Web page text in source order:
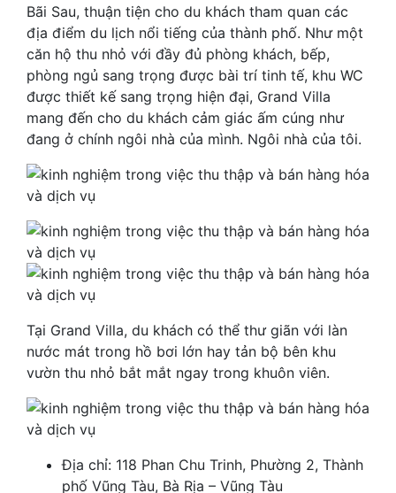
Bãi Sau, thuận tiện cho du khách tham quan các
địa điểm du lịch nổi tiếng của thành phố. Như một
căn hộ thu nhỏ với đầy đủ phòng khách, bếp,
phòng ngủ sang trọng được bài trí tinh tế, khu WC
được thiết kế sang trọng hiện đại, Grand Villa
mang đến cho du khách cảm giác ấm cúng như
đang ở chính ngôi nhà của mình. Ngôi nhà của tôi.
Tại Grand Villa, du khách có thể thư giãn với làn
nước mát trong hồ bơi lớn hay tản bộ bên khu
vườn thu nhỏ bắt mắt ngay trong khuôn viên.
Địa chỉ: 118 Phan Chu Trinh, Phường 2, Thành
phố Vũng Tàu, Bà Rịa – Vũng Tàu